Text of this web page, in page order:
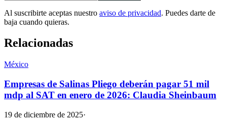
Al suscribirte aceptas nuestro aviso de privacidad. Puedes darte de
baja cuando quieras.
Relacionadas
México
Empresas de Salinas Pliego deberán pagar 51 mil
mdp al SAT en enero de 2026: Claudia Sheinbaum
19 de diciembre de 2025·